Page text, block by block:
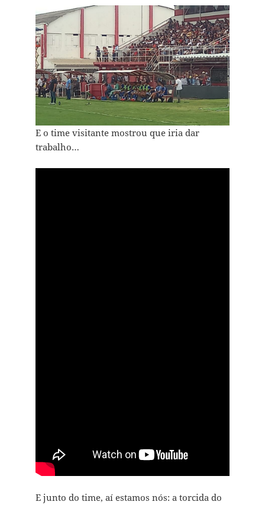
E o time visitante mostrou que iria dar
trabalho…
E junto do time, aí estamos nós: a torcida do